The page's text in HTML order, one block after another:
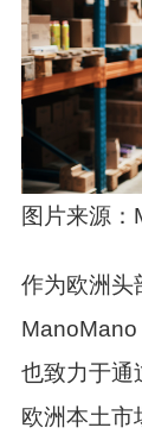
图片来源
作为欧洲头
ManoMano
也致力于通
欧洲本土